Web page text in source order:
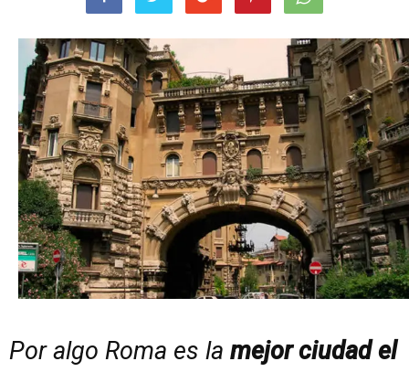
Por algo Roma es la mejor ciudad el